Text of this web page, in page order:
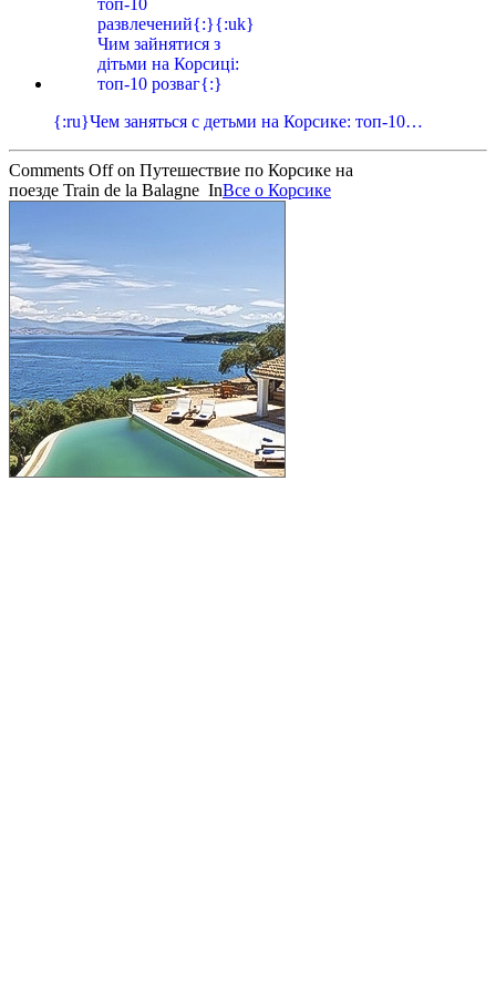
{:ru}Чем заняться с детьми на Корсике: топ-10…
Comments Offon Путешествие по Корсике на
поезде Train de la Balagne InВсе о Корсике